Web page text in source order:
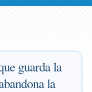
guarda la
la